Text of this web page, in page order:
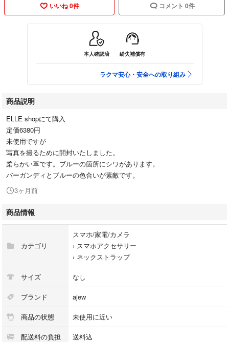
いいね 0件 コメント 0件
本人確認済 紛失補償有
ラクマ安心・安全への取り組み
商品説明
ELLE shopにて購入
定価6380円
未使用ですが
写真を撮るために開封いたしました。
柔らかい革です。ブルーの箇所にシワがあります。
バーガンディとブルーの色合いが素敵です。
3ヶ月前
商品情報
カテゴリ
スマホ/家電/カメラ
› スマホアクセサリー
› ネックストラップ
サイズ なし
ブランド ajew
商品の状態 未使用に近い
配送料の負担 送料込